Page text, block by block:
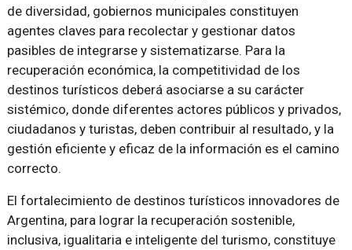
de diversidad, gobiernos municipales constituyen
agentes claves para recolectar y gestionar datos
pasibles de integrarse y sistematizarse. Para la
recuperación económica, la competitividad de los
destinos turísticos deberá asociarse a su carácter
sistémico, donde diferentes actores públicos y privados,
ciudadanos y turistas, deben contribuir al resultado, y la
gestión eficiente y eficaz de la información es el camino
correcto.
El fortalecimiento de destinos turísticos innovadores de
Argentina, para lograr la recuperación sostenible,
inclusiva, igualitaria e inteligente del turismo, constituye